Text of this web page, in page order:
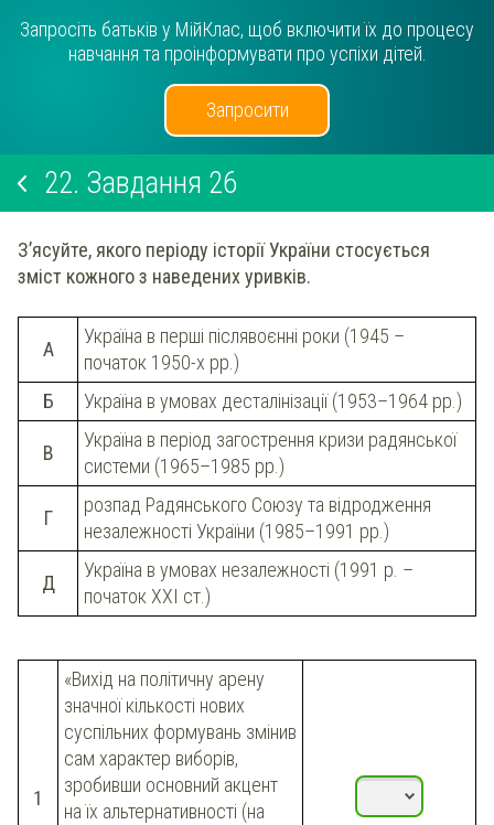
Запросіть батьків у МійКлас, щоб включити їх до процесу
навчання та проінформувати про успіхи дітей.
Запросити
22. Завдання 26
З’ясуйте, якого періоду історії України стосується
зміст кожного з наведених уривків.
А
Україна в перші післявоєнні роки (1945 –
початок 1950-х рр.)
Б
Україна в умовах десталінізації (1953–1964 рр.)
В
Україна в період загострення кризи радянської
системи (1965–1985 рр.)
Г
розпад Радянського Союзу та відродження
незалежності України (1985–1991 рр.)
Д
Україна в умовах незалежності (1991 р. –
початок XXI ст.)
1
«Вихід на політичну арену
значної кількості нових
суспільних формувань змінив
сам характер виборів,
зробивши основний акцент
на їх альтернативності (на